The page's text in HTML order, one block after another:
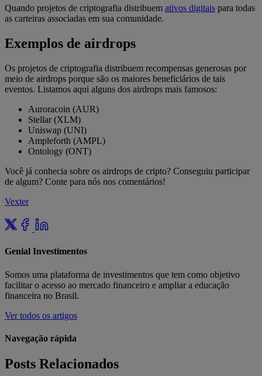
Quando projetos de criptografia distribuem ativos digitais para todas
as carteiras associadas em sua comunidade.
Exemplos de airdrops
Os projetos de criptografia distribuem recompensas generosas por
meio de airdrops porque são os maiores beneficiários de tais
eventos. Listamos aqui alguns dos airdrops mais famosos:
Auroracoin (AUR)
Stellar (XLM)
Uniswap (UNI)
Ampleforth (AMPL)
Ontology (ONT)
Você já conhecia sobre os airdrops de cripto? Conseguiu participar
de algum? Conte para nós nos comentários!
Vexter
Genial Investimentos
Somos uma plataforma de investimentos que tem como objetivo
facilitar o acesso ao mercado financeiro e ampliar a educação
financeira no Brasil.
Ver todos os artigos
Navegação rápida
Posts Relacionados